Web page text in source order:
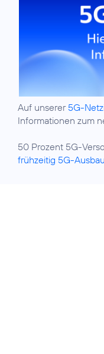
Auf unserer 5G-
Informationen zum
50 Prozent 5G-
frühzeitig 5G-